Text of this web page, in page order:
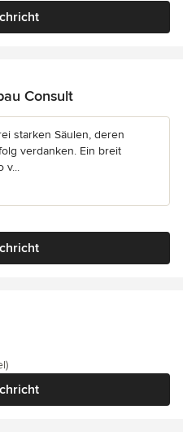
Consult
starken Säulen, deren
verdanken. Ein breit
v...